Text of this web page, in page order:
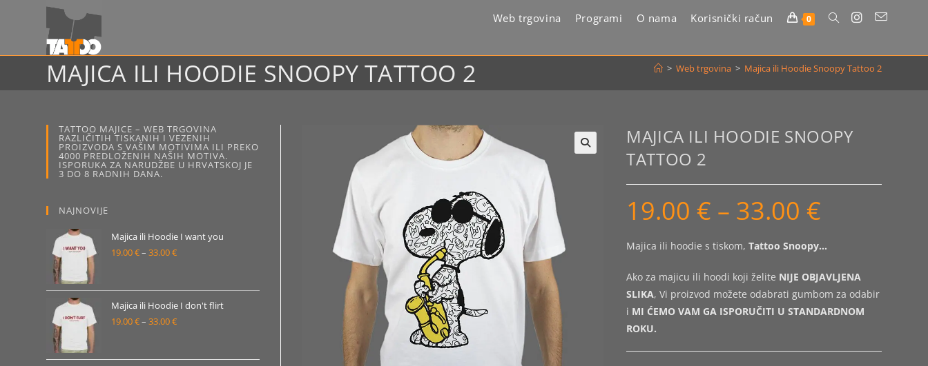
Web trgovina Programi O nama Korisnički račun 0 Uključi/isključi
pretragu
web-
stranice
MAJICA ILI HOODIE SNOOPY TATTOO 2 > Web trgovina > Majica ili Hoodie Snoopy Tattoo 2
MAJICA ILI HOODIE SNOOPY
TATTOO 2
19.00 € – 33.00 €
33.00 €
Majica ili hoodie s tiskom,Tattoo Snoopy…
Ako za majicu ili hoodi koji želite NIJE OBJAVLJENA
SLIKA, Vi proizvod možete odabrati gumbom za odabir
i MI ĆEMO VAM GA ISPORUČITI U STANDARDNOM
ROKU.
TATTOO MAJICE – WEB TRGOVINA
RAZLIČITIH TISKANIH I VEZENIH
PROIZVODA S VAŠIM MOTIVIMA ILI PREKO
4000 PREDLOŽENIH NAŠIH MOTIVA.
ISPORUKA ZA NARUDŽBE U HRVATSKOJ JE
3 DO 8 RADNIH DANA.
NAJNOVIJE
Majica ili Hoodie I want you
19.00€– 33.00€Raspon
od
19.00 €
do
Majica ili Hoodie I don't flirt
19.00€– 33.00€Raspon
od